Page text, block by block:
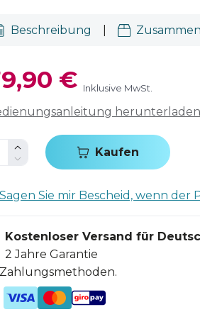
Beschreibung
€ Inklusive MwSt.
herunterladen
Kaufen
Sagen Sie mir Bescheid, wenn der
Kostenloser Versand für
2 Jahre Garantie
Zahlungsmethoden.